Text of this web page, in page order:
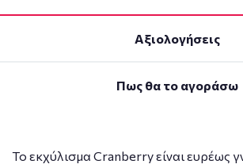
Αξιολογήσεις
Πως θα το αγοράσω
To εκχύλισμα Cranberry είναι ευρέως